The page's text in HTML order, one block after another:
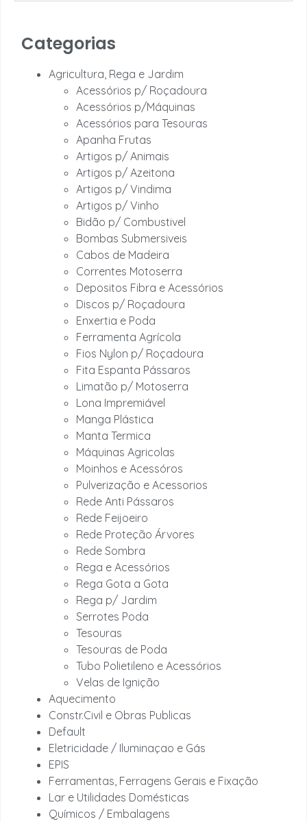
Categorias
Agricultura, Rega e Jardim
Acessórios p/ Roçadoura
Acessórios p/Máquinas
Acessórios para Tesouras
Apanha Frutas
Artigos p/ Animais
Artigos p/ Azeitona
Artigos p/ Vindima
Artigos p/ Vinho
Bidão p/ Combustivel
Bombas Submersiveis
Cabos de Madeira
Correntes Motoserra
Depositos Fibra e Acessórios
Discos p/ Roçadoura
Enxertia e Poda
Ferramenta Agrícola
Fios Nylon p/ Roçadoura
Fita Espanta Pássaros
Limatão p/ Motoserra
Lona Impremiável
Manga Plástica
Manta Termica
Máquinas Agricolas
Moinhos e Acessóros
Pulverização e Acessorios
Rede Anti Pássaros
Rede Feijoeiro
Rede Proteção Árvores
Rede Sombra
Rega e Acessórios
Rega Gota a Gota
Rega p/ Jardim
Serrotes Poda
Tesouras
Tesouras de Poda
Tubo Polietileno e Acessórios
Velas de Ignição
Aquecimento
Constr.Civil e Obras Publicas
Default
Eletricidade / Iluminaçao e Gás
EPIS
Ferramentas, Ferragens Gerais e Fixação
Lar e Utilidades Domésticas
Químicos / Embalagens